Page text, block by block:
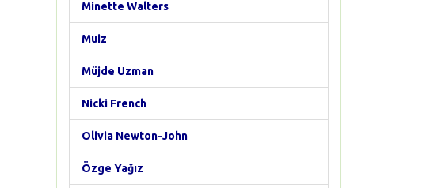
Minette Walters
Muiz
Müjde Uzman
Nicki French
Olivia Newton-John
Özge Yağız